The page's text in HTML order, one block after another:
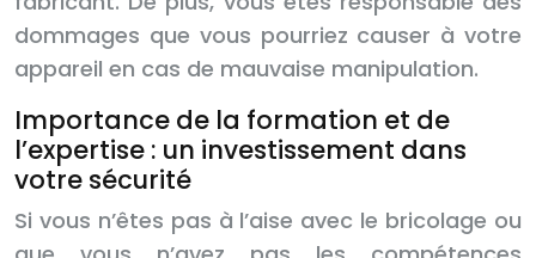
dommages que vous pourriez causer à votre
appareil en cas de mauvaise manipulation.
Importance de la formation et de
l’expertise : un investissement dans
votre sécurité
Si vous n’êtes pas à l’aise avec le bricolage ou